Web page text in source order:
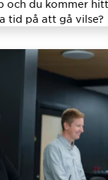
och du kommer
tid på att gå vilse?